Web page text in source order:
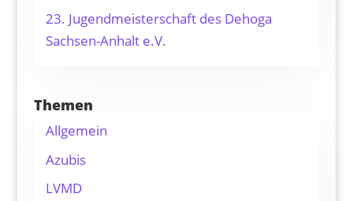
23. Jugendmeisterschaft des Dehoga
Sachsen-Anhalt e.V.
Themen
Allgemein
Azubis
LVMD